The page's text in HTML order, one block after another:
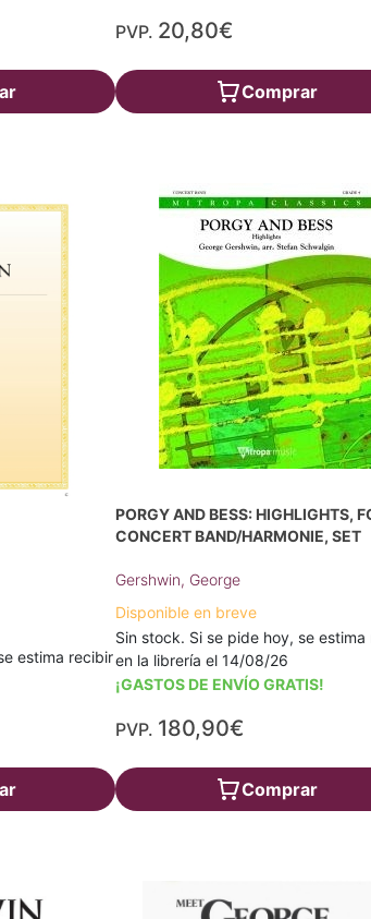
PVP. 20,80€
Comprar
estima recibir
PORGY AND BESS: HIGHLIGHTS,
CONCERT BAND/HARMONIE, SET
Gershwin, George
Disponible en breve
Sin stock. Si se pide hoy, se estima
en la librería el 14/08/26
¡GASTOS DE ENVÍO GRATIS!
PVP. 180,90€
Comprar